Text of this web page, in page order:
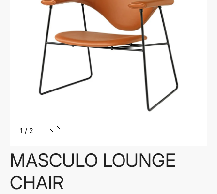
1 / 2
MASCULO LOUNGE
CHAIR